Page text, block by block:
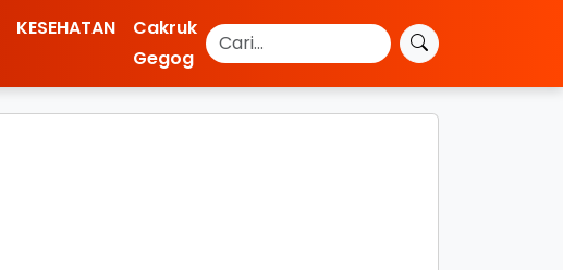
KESEHATAN
Cakruk
Gegog